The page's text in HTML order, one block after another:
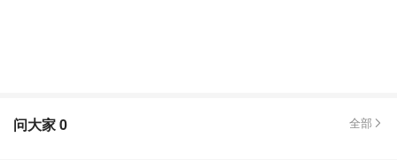
公里。周六的最高气温为1摄氏度，风寒时体感温度为-8摄
问大家0 全部